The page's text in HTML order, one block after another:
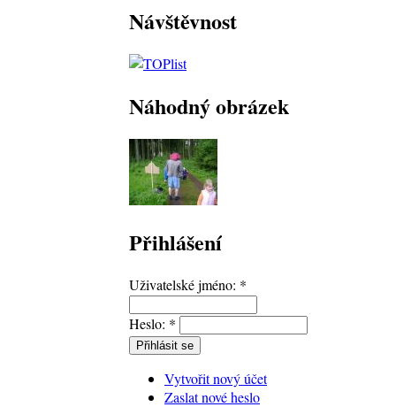
Návštěvnost
Náhodný obrázek
Přihlášení
Uživatelské jméno: *
Heslo: *
Vytvořit nový účet
Zaslat nové heslo